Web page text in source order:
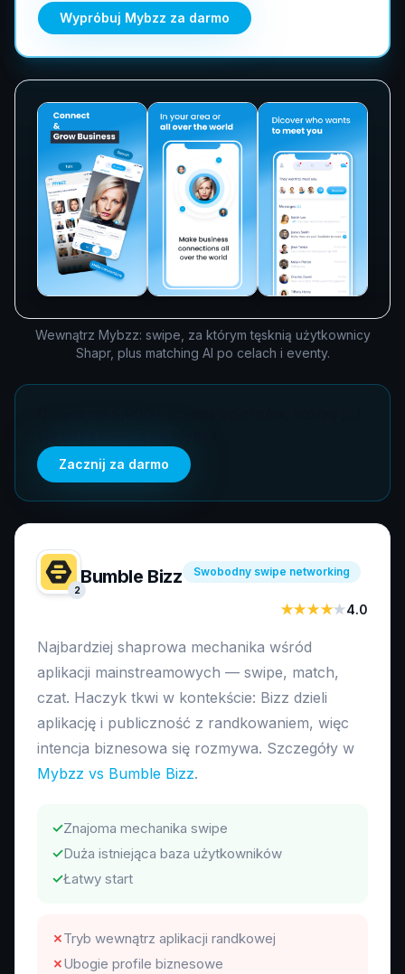
Wypróbuj Mybzz za darmo
Wewnątrz Mybzz: swipe, za którym tęsknią użytkownicy
Shapr, plus matching AI po celach i eventy.
Zacznij za darmo
2
Bumble Bizz Swobodny swipe networking
★★★★★4.0
Najbardziej shaprowa mechanika wśród
aplikacji mainstreamowych — swipe, match,
czat. Haczyk tkwi w kontekście: Bizz dzieli
aplikację i publiczność z randkowaniem, więc
intencja biznesowa się rozmywa. Szczegóły w
Mybzz vs Bumble Bizz.
✓Znajoma mechanika swipe
✓Duża istniejąca baza użytkowników
✓Łatwy start
✗Tryb wewnątrz aplikacji randkowej
✗Ubogie profile biznesowe